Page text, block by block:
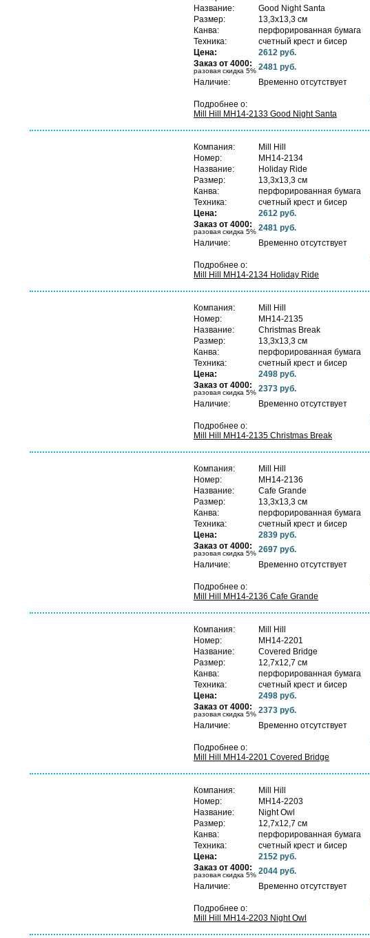
Название:
Good Night Santa
Размер:
13,3х13,3 см
Канва:
перфорированная бумага
Техника:
счетный крест и бисер
Цена:
2612 руб.
Заказ от 4000:
разовая скидка 5% 2481 руб.
Наличие:
Временно отсутствует
Подробнее о:
Mill Hill MH14-2133 Good Night Santa
Компания:
Mill Hill
Номер:
MH14-2134
Название:
Holiday Ride
Размер:
13,3х13,3 см
Канва:
перфорированная бумага
Техника:
счетный крест и бисер
Цена:
2612 руб.
Заказ от 4000:
разовая скидка 5% 2481 руб.
Наличие:
Временно отсутствует
Подробнее о:
Mill Hill MH14-2134 Holiday Ride
Компания:
Mill Hill
Номер:
MH14-2135
Название:
Christmas Break
Размер:
13,3х13,3 см
Канва:
перфорированная бумага
Техника:
счетный крест и бисер
Цена:
2498 руб.
Заказ от 4000:
разовая скидка 5% 2373 руб.
Наличие:
Временно отсутствует
Подробнее о:
Mill Hill MH14-2135 Christmas Break
Компания:
Mill Hill
Номер:
MH14-2136
Название:
Cafe Grande
Размер:
13,3х13,3 см
Канва:
перфорированная бумага
Техника:
счетный крест и бисер
Цена:
2839 руб.
Заказ от 4000:
разовая скидка 5% 2697 руб.
Наличие:
Временно отсутствует
Подробнее о:
Mill Hill MH14-2136 Cafe Grande
Компания:
Mill Hill
Номер:
MH14-2201
Название:
Covered Bridge
Размер:
12,7х12,7 см
Канва:
перфорированная бумага
Техника:
счетный крест и бисер
Цена:
2498 руб.
Заказ от 4000:
разовая скидка 5% 2373 руб.
Наличие:
Временно отсутствует
Подробнее о:
Mill Hill MH14-2201 Covered Bridge
Компания:
Mill Hill
Номер:
MH14-2203
Название:
Night Owl
Размер:
12,7х12,7 см
Канва:
перфорированная бумага
Техника:
счетный крест и бисер
Цена:
2152 руб.
Заказ от 4000:
разовая скидка 5% 2044 руб.
Наличие:
Временно отсутствует
Подробнее о:
Mill Hill MH14-2203 Night Owl